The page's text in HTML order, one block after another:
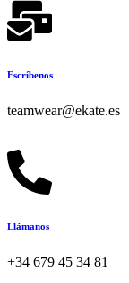
Escríbenos
teamwear@ekate.es
Llámanos
+34 679 45 34 81